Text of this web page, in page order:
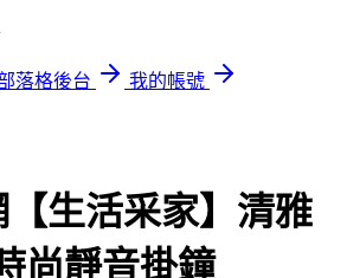
落格後台
我的帳號
【生活采家】清雅
尚靜音掛鐘